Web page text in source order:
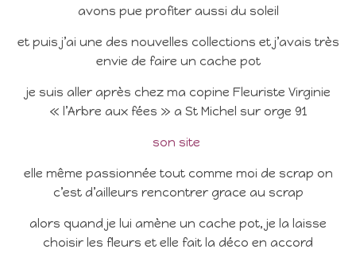
avons pue profiter aussi du soleil
et puis j’ai une des nouvelles collections et j’avais très
envie de faire un cache pot
je suis aller après chez ma copine Fleuriste Virginie
« l’Arbre aux fées » a St Michel sur orge 91
son site
elle même passionnée tout comme moi de scrap on
c’est d’ailleurs rencontrer grace au scrap
alors quand je lui amène un cache pot, je la laisse
choisir les fleurs et elle fait la déco en accord